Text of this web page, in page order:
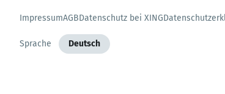
ImpressumAGBDatenschutz bei XING
Sprache Deutsch